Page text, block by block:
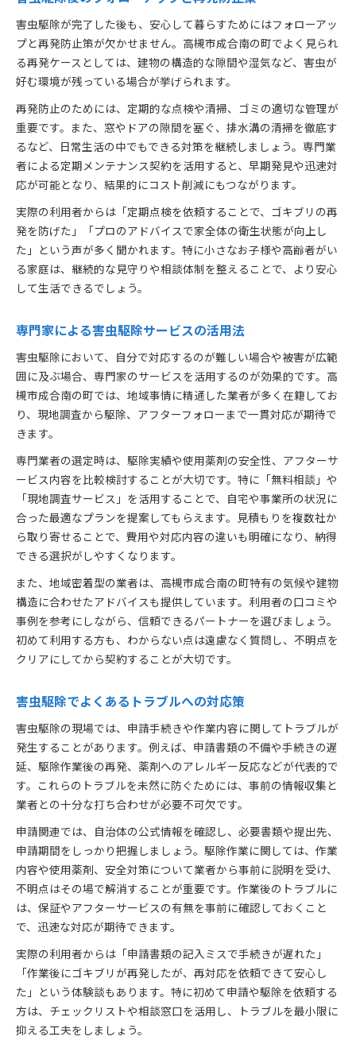
害虫駆除が完了した後も、安心して暮らすためにはフォローアッ
プと再発防止策が欠かせません。高槻市成合南の町でよく見られ
る再発ケースとしては、建物の構造的な隙間や湿気など、害虫が
好む環境が残っている場合が挙げられます。
再発防止のためには、定期的な点検や清掃、ゴミの適切な管理が
重要です。また、窓やドアの隙間を塞ぐ、排水溝の清掃を徹底す
るなど、日常生活の中でもできる対策を継続しましょう。専門業
者による定期メンテナンス契約を活用すると、早期発見や迅速対
応が可能となり、結果的にコスト削減にもつながります。
実際の利用者からは「定期点検を依頼することで、ゴキブリの再
発を防げた」「プロのアドバイスで家全体の衛生状態が向上し
た」という声が多く聞かれます。特に小さなお子様や高齢者がい
る家庭は、継続的な見守りや相談体制を整えることで、より安心
して生活できるでしょう。
専門家による害虫駆除サービスの活用法
害虫駆除において、自分で対応するのが難しい場合や被害が広範
囲に及ぶ場合、専門家のサービスを活用するのが効果的です。高
槻市成合南の町では、地域事情に精通した業者が多く在籍してお
り、現地調査から駆除、アフターフォローまで一貫対応が期待で
きます。
専門業者の選定時は、駆除実績や使用薬剤の安全性、アフターサ
ービス内容を比較検討することが大切です。特に「無料相談」や
「現地調査サービス」を活用することで、自宅や事業所の状況に
合った最適なプランを提案してもらえます。見積もりを複数社か
ら取り寄せることで、費用や対応内容の違いも明確になり、納得
できる選択がしやすくなります。
また、地域密着型の業者は、高槻市成合南の町特有の気候や建物
構造に合わせたアドバイスも提供しています。利用者の口コミや
事例を参考にしながら、信頼できるパートナーを選びましょう。
初めて利用する方も、わからない点は遠慮なく質問し、不明点を
クリアにしてから契約することが大切です。
害虫駆除でよくあるトラブルへの対応策
害虫駆除の現場では、申請手続きや作業内容に関してトラブルが
発生することがあります。例えば、申請書類の不備や手続きの遅
延、駆除作業後の再発、薬剤へのアレルギー反応などが代表的で
す。これらのトラブルを未然に防ぐためには、事前の情報収集と
業者との十分な打ち合わせが必要不可欠です。
申請関連では、自治体の公式情報を確認し、必要書類や提出先、
申請期間をしっかり把握しましょう。駆除作業に関しては、作業
内容や使用薬剤、安全対策について業者から事前に説明を受け、
不明点はその場で解消することが重要です。作業後のトラブルに
は、保証やアフターサービスの有無を事前に確認しておくこと
で、迅速な対応が期待できます。
実際の利用者からは「申請書類の記入ミスで手続きが遅れた」
「作業後にゴキブリが再発したが、再対応を依頼できて安心し
た」という体験談もあります。特に初めて申請や駆除を依頼する
方は、チェックリストや相談窓口を活用し、トラブルを最小限に
抑える工夫をしましょう。